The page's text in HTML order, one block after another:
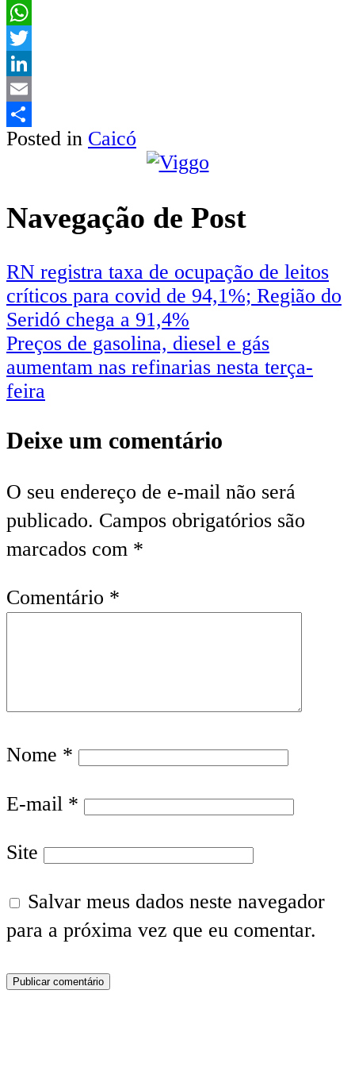
Facebook
WhatsApp
Twitter
LinkedIn
Email
Share
Posted in Caicó
Navegação de Post
RN registra taxa de ocupação de leitos
críticos para covid de 94,1%; Região do
Seridó chega a 91,4%
Preços de gasolina, diesel e gás
aumentam nas refinarias nesta terça-
feira
Deixe um comentário
O seu endereço de e-mail não será
publicado. Campos obrigatórios são
marcados com *
Comentário *
Nome *
E-mail *
Site
Salvar meus dados neste navegador
para a próxima vez que eu comentar.